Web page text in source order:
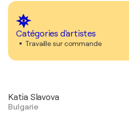
Catégories d'artistes
Travaille sur commande
Katia Slavova
Bulgarie